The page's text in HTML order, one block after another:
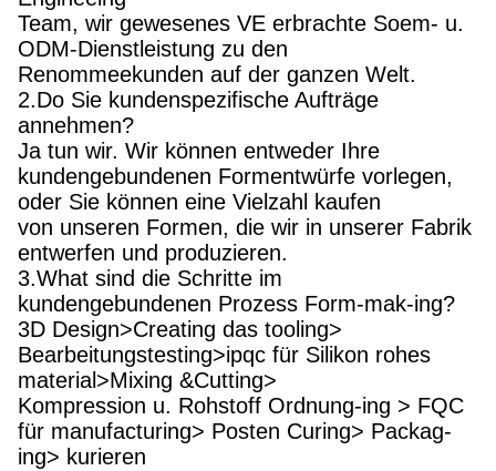
Team, wir gewesenes VE erbrachte Soem- u.
ODM-Dienstleistung zu den
Renommeekunden auf der ganzen Welt.
2.Do Sie kundenspezifische Aufträge
annehmen?
Ja tun wir. Wir können entweder Ihre
kundengebundenen Formentwürfe vorlegen,
oder Sie können eine Vielzahl kaufen
von unseren Formen, die wir in unserer Fabrik
entwerfen und produzieren.
3.What sind die Schritte im
kundengebundenen Prozess Form-mak-ing?
3D Design>Creating das tooling>
Bearbeitungstesting>ipqc für Silikon rohes
material>Mixing &Cutting>
Kompression u. Rohstoff Ordnung-ing > FQC
für manufacturing> Posten Curing> Packag-
ing> kurieren